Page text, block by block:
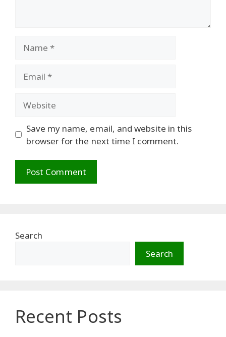
Save my name, email, and website in this
browser for the next time I comment.
Search
Search
Recent Posts